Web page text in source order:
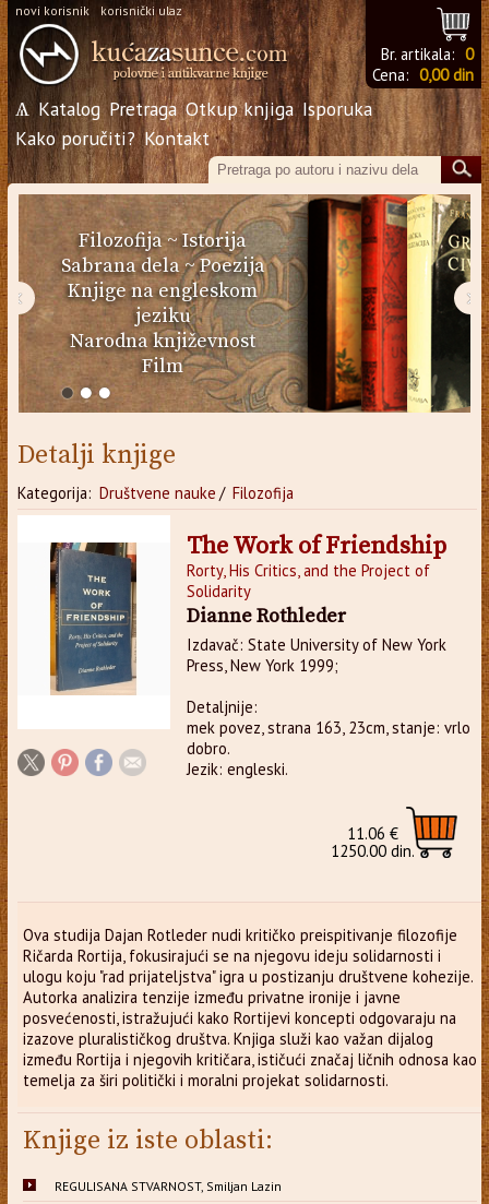
novi korisnik korisnički ulaz
Br. artikala: 0
Cena: 0,00 din
Ѧ Katalog Pretraga Otkup knjiga Isporuka
Kako poručiti? Kontakt
Filozofija~Istorija
Sabrana dela~Poezija
Knjige na engleskom
jeziku
Narodna književnost
Film
‹ ›
Detalji knjige
Kategorija: Društvene nauke / Filozofija
The Work of Friendship
Rorty, His Critics, and the Project of
Solidarity
Dianne Rothleder
Izdavač: State University of New York
Press, New York 1999;
Detaljnije:
mek povez, strana 163, 23cm, stanje: vrlo
dobro.
Jezik: engleski.
11.06 €
1250.00 din.
Ova studija Dajan Rotleder nudi kritičko preispitivanje filozofije
Ričarda Rortija, fokusirajući se na njegovu ideju solidarnosti i
ulogu koju "rad prijateljstva" igra u postizanju društvene kohezije.
Autorka analizira tenzije između privatne ironije i javne
posvećenosti, istražujući kako Rortijevi koncepti odgovaraju na
izazove pluralističkog društva. Knjiga služi kao važan dijalog
između Rortija i njegovih kritičara, ističući značaj ličnih odnosa kao
temelja za širi politički i moralni projekat solidarnosti.
Knjige iz iste oblasti:
REGULISANA STVARNOST, Smiljan Lazin